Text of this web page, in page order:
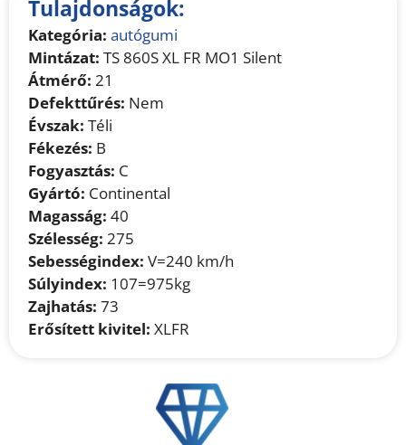
Tulajdonságok:
Kategória: autógumi
Mintázat: TS 860S XL FR MO1 Silent
Átmérő: 21
Defekttűrés: Nem
Évszak: Téli
Fékezés: B
Fogyasztás: C
Gyártó: Continental
Magasság: 40
Szélesség: 275
Sebességindex: V=240 km/h
Súlyindex: 107=975kg
Zajhatás: 73
Erősített kivitel: XLFR